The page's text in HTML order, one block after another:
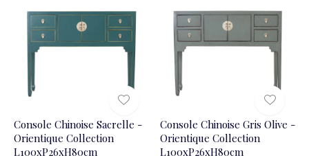
Console Chinoise Sacrelle -
Orientique Collection
L100xP26xH80cm
Console Chinoise Gris Olive -
Orientique Collection
L100xP26xH80cm